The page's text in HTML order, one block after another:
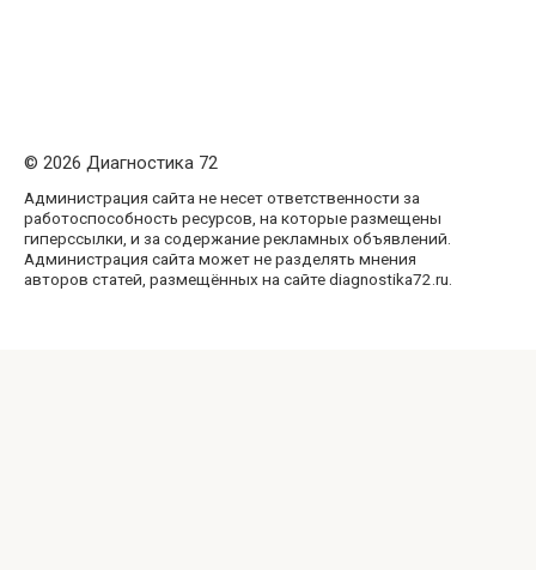
© 2026 Диагностика 72
Администрация сайта не несет ответственности за
работоспособность ресурсов, на которые размещены
гиперссылки, и за содержание рекламных объявлений.
Администрация сайта может не разделять мнения
авторов статей, размещённых на сайте diagnostika72.ru.